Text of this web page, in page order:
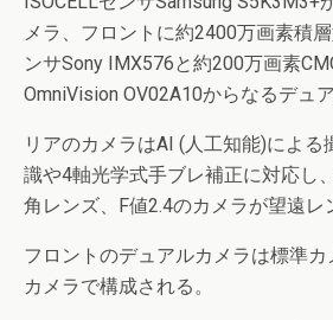
メラ、フロントに約2400万画素積
ンサSony IMX576と約200万画素
OmniVision OV02A10からなるデュ
リアのカメラはAI (人工知能)による
識や4軸光学式手ブレ補正に対応し
角レンズ、F値2.4のカメラが望遠レ
フロントのデュアルカメラは標準
カメラで構成される。